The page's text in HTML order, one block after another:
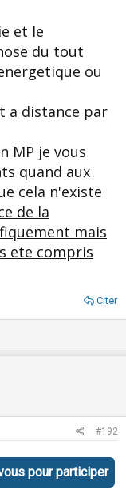
et le
du tout
ou
a distance par
MP je vous
quand aux
cela n'existe
de la
mais
ete compris
Citer
#192
la TK et je
de la
pour participer